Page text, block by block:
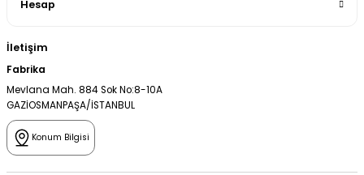
Hesap
İletişim
Fabrika
Mevlana Mah. 884 Sok No:8-10A
GAZİOSMANPAŞA/İSTANBUL
Konum Bilgisi